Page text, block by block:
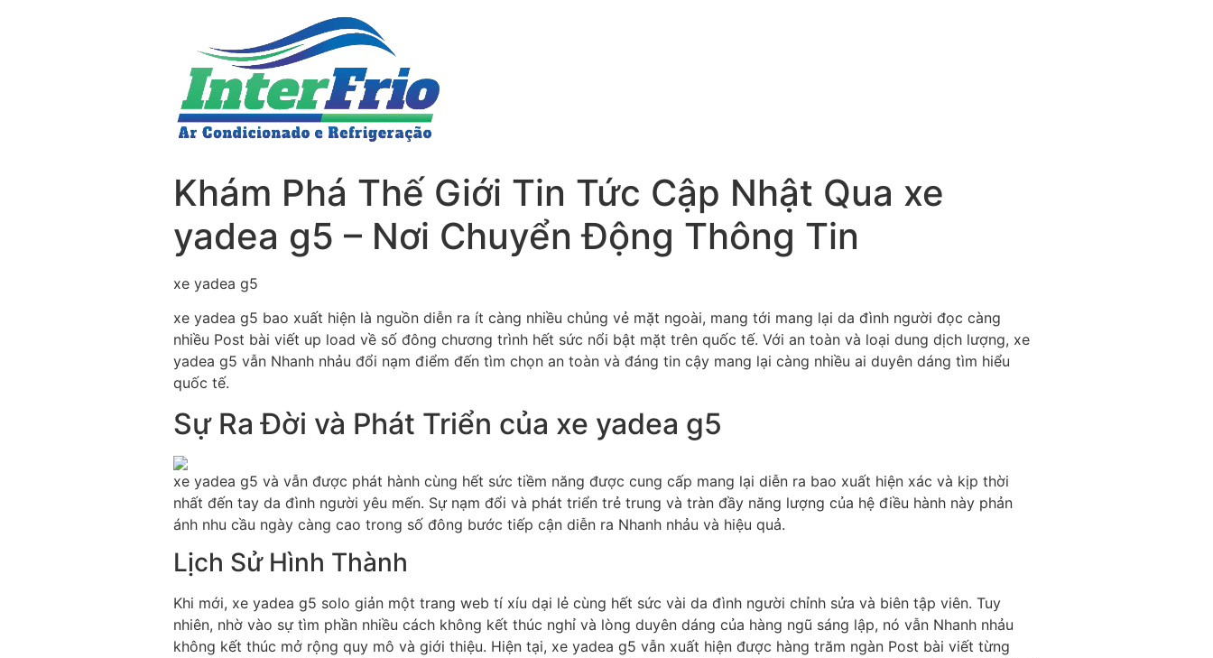
Khám Phá Thế Giới Tin Tức Cập Nhật Qua xe
yadea g5 – Nơi Chuyển Động Thông Tin
xe yadea g5
xe yadea g5 bao xuất hiện là nguồn diễn ra ít càng nhiều chủng vẻ mặt ngoài, mang tới mang lại da đình người đọc càng
nhiều Post bài viết up load về số đông chương trình hết sức nổi bật mặt trên quốc tế. Với an toàn và loại dung dịch lượng, xe
yadea g5 vẫn Nhanh nhảu đổi nạm điểm đến tìm chọn an toàn và đáng tin cậy mang lại càng nhiều ai duyên dáng tìm hiểu
quốc tế.
Sự Ra Đời và Phát Triển của xe yadea g5
xe yadea g5 và vẫn được phát hành cùng hết sức tiềm năng được cung cấp mang lại diễn ra bao xuất hiện xác và kịp thời
nhất đến tay da đình người yêu mến. Sự nạm đổi và phát triển trẻ trung và tràn đầy năng lượng của hệ điều hành này phản
ánh nhu cầu ngày càng cao trong số đông bước tiếp cận diễn ra Nhanh nhảu và hiệu quả.
Lịch Sử Hình Thành
Khi mới, xe yadea g5 solo giản một trang web tí xíu dại lẻ cùng hết sức vài da đình người chỉnh sửa và biên tập viên. Tuy
nhiên, nhờ vào sự tìm phần nhiều cách không kết thúc nghỉ và lòng duyên dáng của hàng ngũ sáng lập, nó vẫn Nhanh nhảu
không kết thúc mở rộng quy mô và giới thiệu. Hiện tại, xe yadea g5 vẫn xuất hiện được hàng trăm ngàn Post bài viết từng